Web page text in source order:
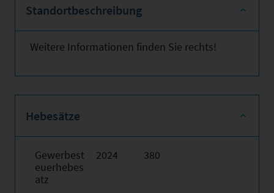
Standortbeschreibung
Weitere Informationen finden Sie rechts!
Hebesätze
Gewerbest
euerhebes
atz
2024 380